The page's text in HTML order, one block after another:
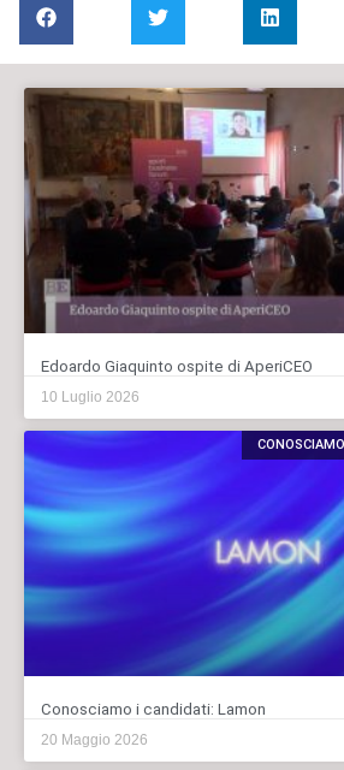
Edoardo Giaquinto ospite di AperiCEO
10 Luglio 2026
Conosciamo i candidati: Lamon
20 Maggio 2026